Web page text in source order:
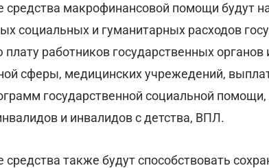
средства макрофинансовой помощи будут
социальных и гуманитарных расходов
плату работников государственных
сферы, медицинских учрежедений,
государственной социальной
и инвалидов с детства, ВПЛ.
также будут способствовать